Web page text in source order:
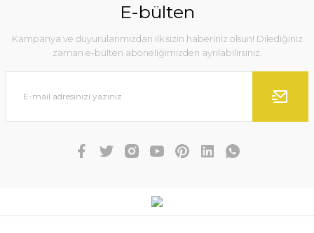
E-bülten
Kampanya ve duyurularımızdan ilk sizin haberiniz olsun! Dilediğiniz
zaman e-bülten aboneliğimizden ayrılabilirsiniz.